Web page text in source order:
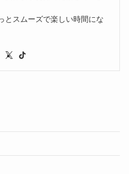
とスムーズで楽しい時間にな